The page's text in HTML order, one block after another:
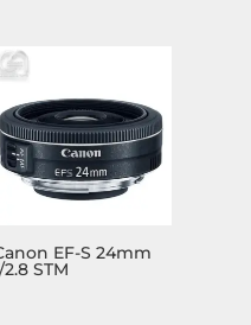
EF-S 24mm
STM